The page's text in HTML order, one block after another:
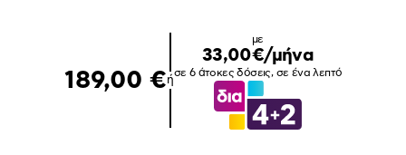
189,00 €ή
με
33,00€/μήνα
σε 6 άτοκες δόσεις, σε ένα λεπτό